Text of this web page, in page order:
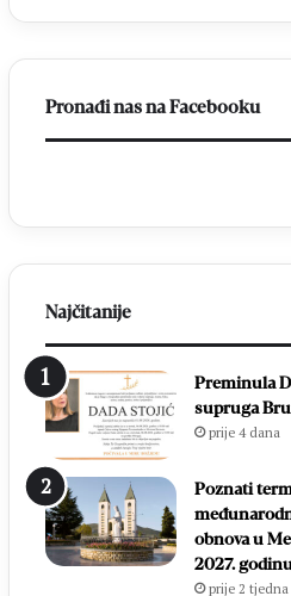
Pronađi nas na Facebooku
Najčitanije
Preminula
supruga
prije 4 dana
Poznati
obnova u
2027.
prije 2 tjedna